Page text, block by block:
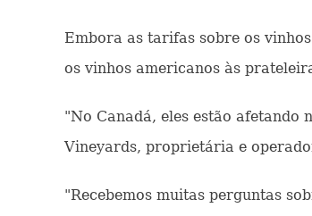
Embora as tarifas sobre os
os vinhos americanos às
"No Canadá, eles estão afetando
Vineyards, proprietária e
"Recebemos muitas perguntas